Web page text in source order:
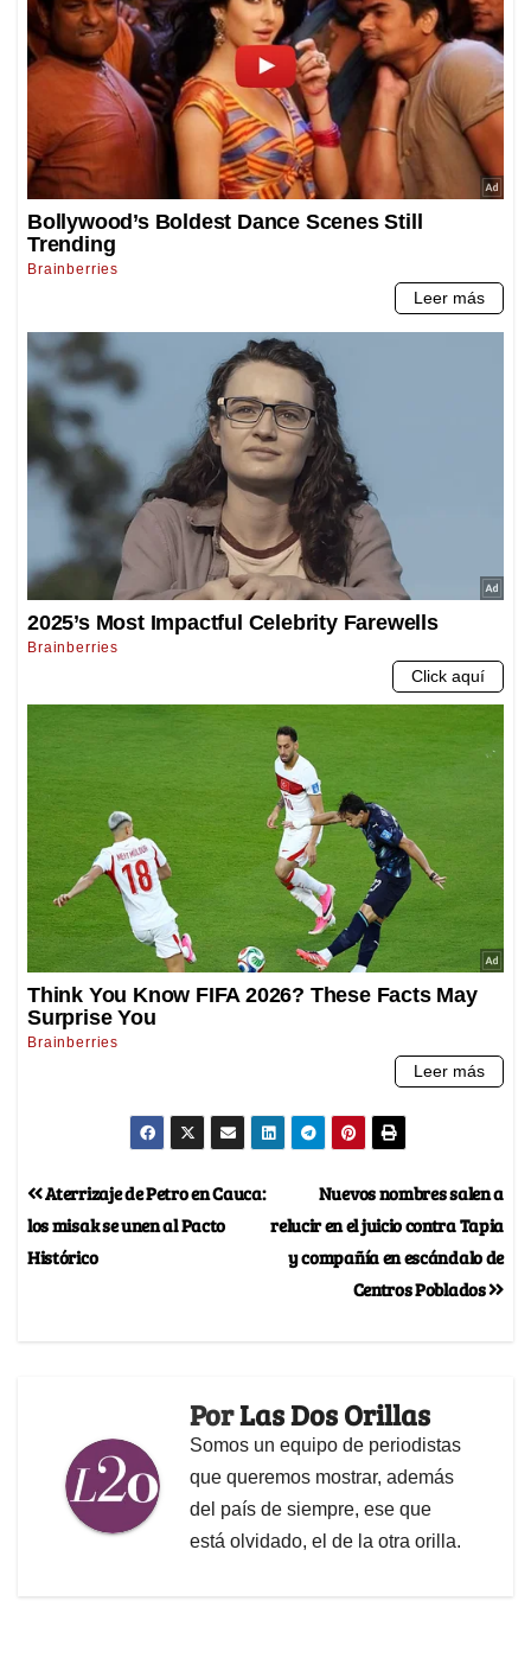
Nuevos nombres salen a
relucir en el juicio contra Tapia
y compañía en escándalo de
Centros Poblados
Aterrizaje de Petro en Cauca:
los misak se unen al Pacto
Histórico
PorLas Dos Orillas
Somos un equipo de periodistas
que queremos mostrar, además
del país de siempre, ese que
está olvidado, el de la otra orilla.